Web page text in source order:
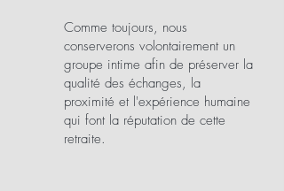
Comme toujours, nous
conserverons volontairement un
groupe intime afin de préserver la
qualité des échanges, la
proximité et l'expérience humaine
qui font la réputation de cette
retraite.